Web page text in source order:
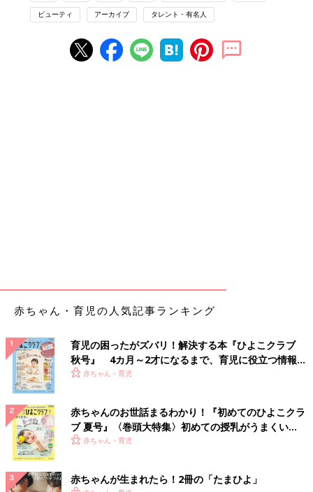
ビューティ アーカイブ タレント・有名人
赤ちゃん・育児の人気記事ランキング
育児の困ったがズバリ！解決する本『ひよこクラブ
秋号』 4カ月～2才になるまで、育児に役立つ情報が
いっぱい！
赤ちゃん・育児
赤ちゃんのお世話まるわかり！『初めてのひよこクラ
ブ 夏号』〈巻頭大特集〉初めての授乳がうまくい
く！ おっぱい・ミルクの基本と夏のトラブル 解決テ
赤ちゃん・育児
赤ちゃんが生まれたら！2冊の「たまひよ」